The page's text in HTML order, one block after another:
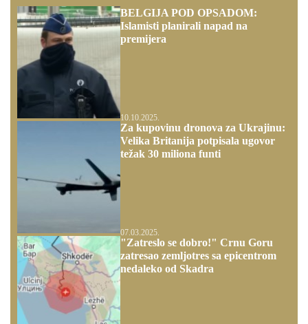
BELGIJA POD OPSADOM:
Islamisti planirali napad na
premijera
10.10.2025.
Za kupovinu dronova za Ukrajinu:
Velika Britanija potpisala ugovor
težak 30 miliona funti
07.03.2025.
"Zatreslo se dobro!" Crnu Goru
zatresao zemljotres sa epicentrom
nedaleko od Skadra